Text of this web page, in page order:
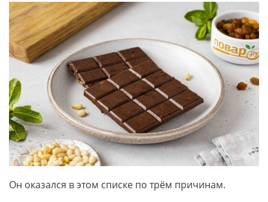
Он оказался в этом списке по трём причинам.